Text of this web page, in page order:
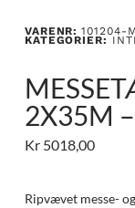
VARENR:101204-
KATEGORIER:
2X35M
Kr5018,00
Ripvævet messe-